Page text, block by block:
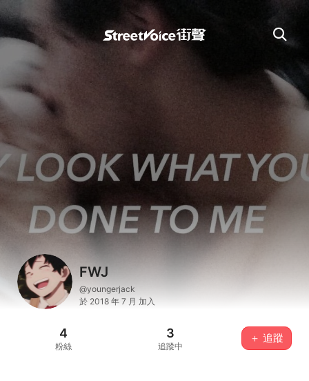
FWJ
@youngerjack
於 2018 年 7 月 加入
4
粉絲
3
追蹤中
＋ 追蹤